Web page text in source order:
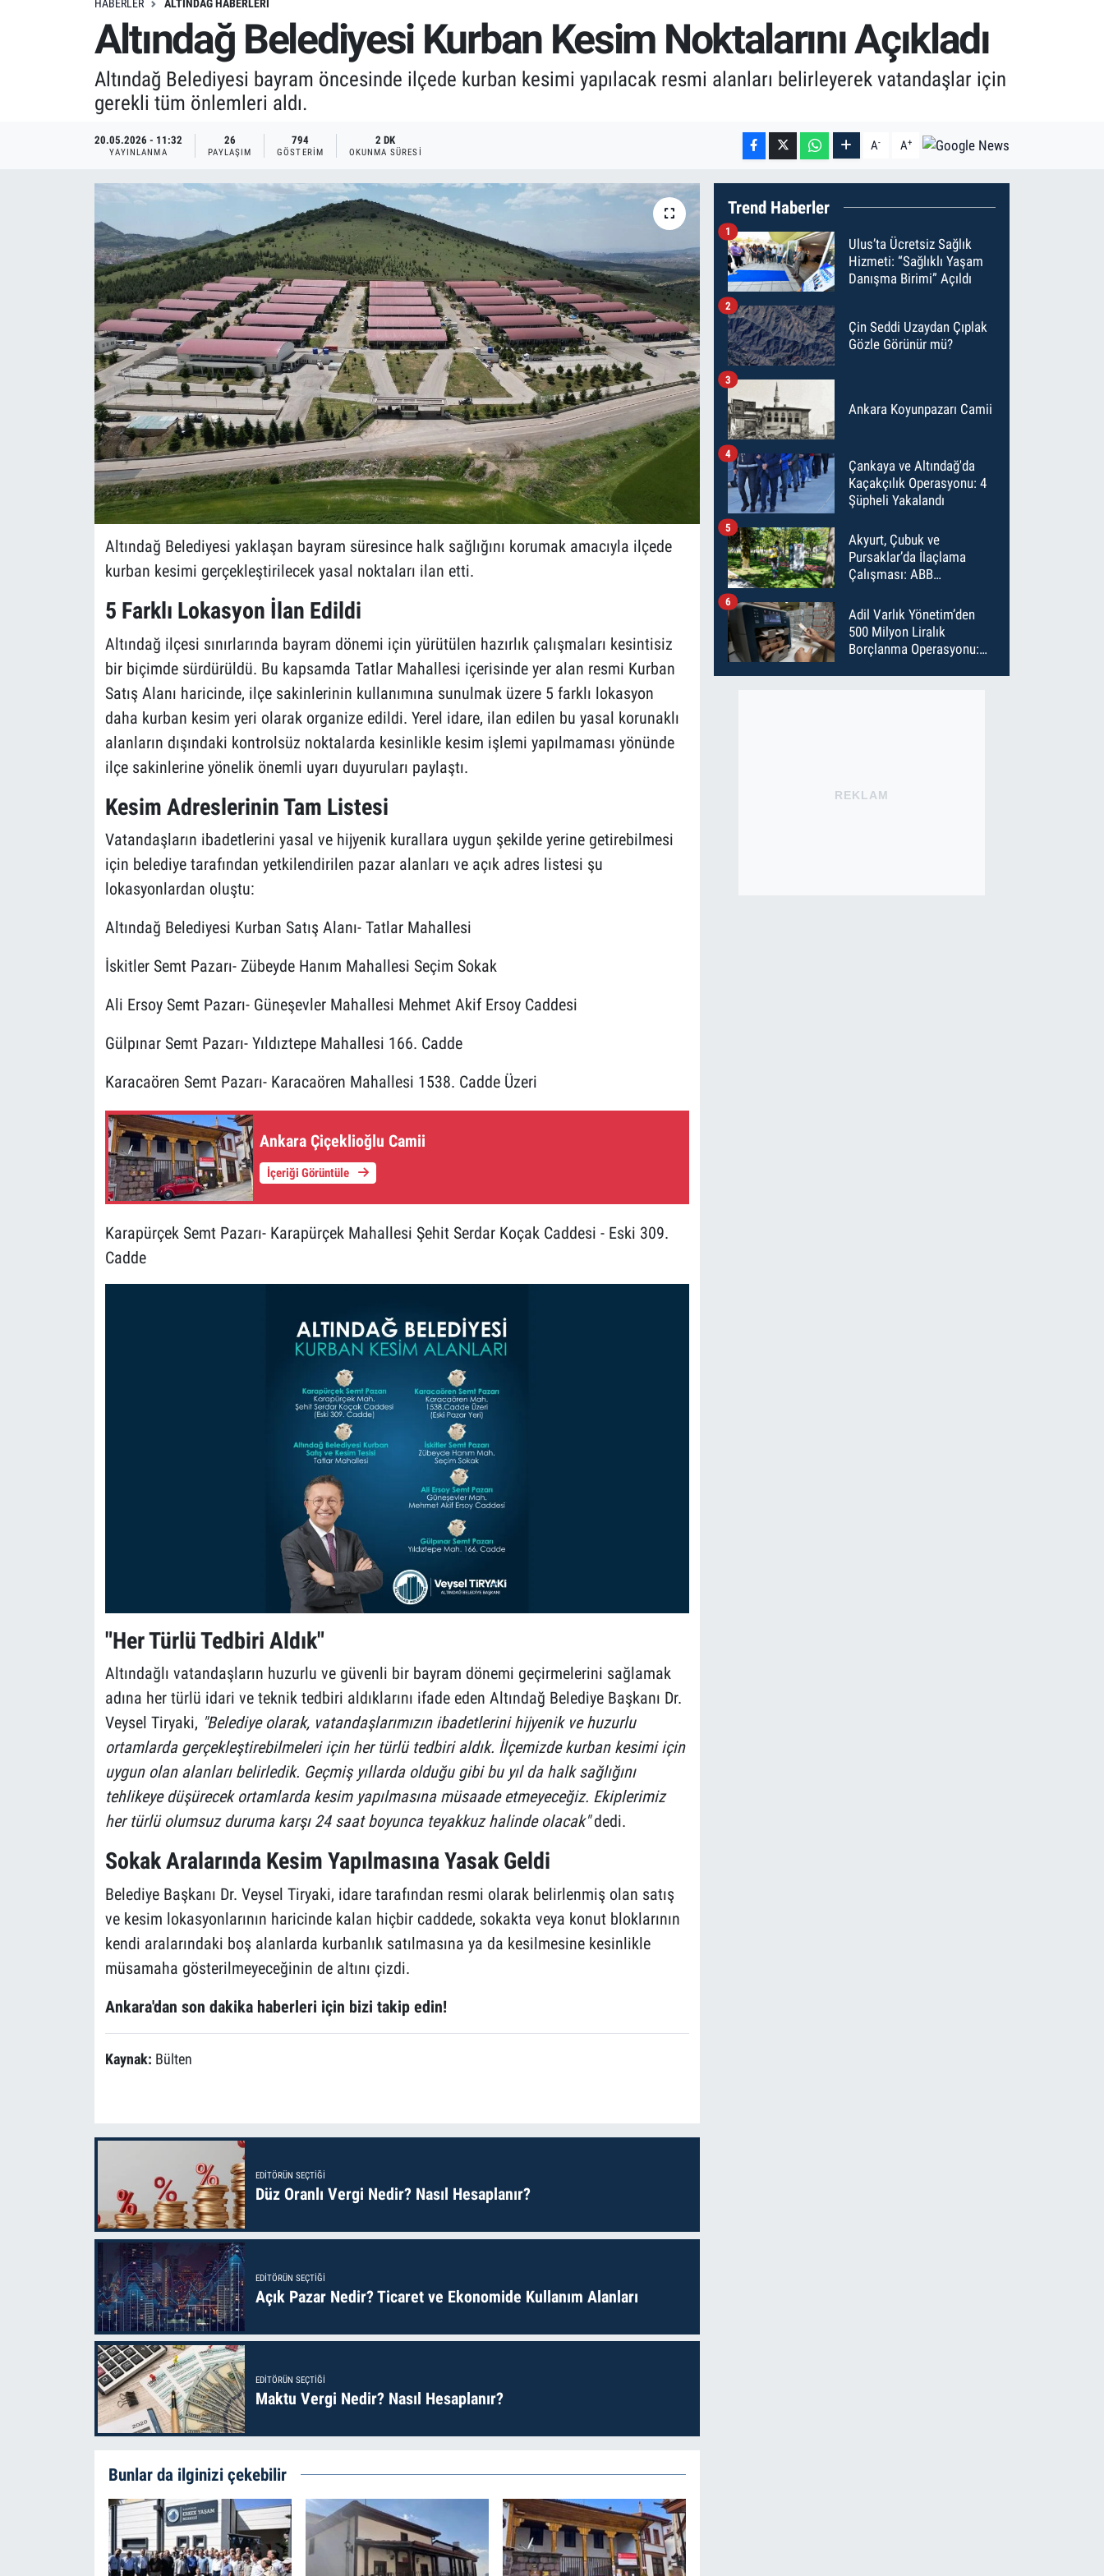
HABERLER ALTINDAĞ HABERLERI
Altındağ Belediyesi Kurban Kesim Noktalarını Açıkladı
Altındağ Belediyesi bayram öncesinde ilçede kurban kesimi yapılacak resmi alanları belirleyerek vatandaşlar için
gerekli tüm önlemleri aldı.
20.05.2026 - 11:32
YAYINLANMA
26
PAYLAŞIM
794
GÖSTERIM
2 DK
OKUNMA SÜRESI A- A+
Altındağ Belediyesi yaklaşan bayram süresince halk sağlığını korumak amacıyla ilçede
kurban kesimi gerçekleştirilecek yasal noktaları ilan etti.
5 Farklı Lokasyon İlan Edildi
Altındağ ilçesi sınırlarında bayram dönemi için yürütülen hazırlık çalışmaları kesintisiz
bir biçimde sürdürüldü. Bu kapsamda Tatlar Mahallesi içerisinde yer alan resmi Kurban
Satış Alanı haricinde, ilçe sakinlerinin kullanımına sunulmak üzere 5 farklı lokasyon
daha kurban kesim yeri olarak organize edildi. Yerel idare, ilan edilen bu yasal korunaklı
alanların dışındaki kontrolsüz noktalarda kesinlikle kesim işlemi yapılmaması yönünde
ilçe sakinlerine yönelik önemli uyarı duyuruları paylaştı.
Kesim Adreslerinin Tam Listesi
Vatandaşların ibadetlerini yasal ve hijyenik kurallara uygun şekilde yerine getirebilmesi
için belediye tarafından yetkilendirilen pazar alanları ve açık adres listesi şu
lokasyonlardan oluştu:
Altındağ Belediyesi Kurban Satış Alanı- Tatlar Mahallesi
İskitler Semt Pazarı- Zübeyde Hanım Mahallesi Seçim Sokak
Ali Ersoy Semt Pazarı- Güneşevler Mahallesi Mehmet Akif Ersoy Caddesi
Gülpınar Semt Pazarı- Yıldıztepe Mahallesi 166. Cadde
Karacaören Semt Pazarı- Karacaören Mahallesi 1538. Cadde Üzeri
Ankara Çiçeklioğlu Camii
İçeriği Görüntüle
Karapürçek Semt Pazarı- Karapürçek Mahallesi Şehit Serdar Koçak Caddesi - Eski 309.
Cadde
"Her Türlü Tedbiri Aldık"
Altındağlı vatandaşların huzurlu ve güvenli bir bayram dönemi geçirmelerini sağlamak
adına her türlü idari ve teknik tedbiri aldıklarını ifade eden Altındağ Belediye Başkanı Dr.
Veysel Tiryaki, "Belediye olarak, vatandaşlarımızın ibadetlerini hijyenik ve huzurlu
ortamlarda gerçekleştirebilmeleri için her türlü tedbiri aldık. İlçemizde kurban kesimi için
uygun olan alanları belirledik. Geçmiş yıllarda olduğu gibi bu yıl da halk sağlığını
tehlikeye düşürecek ortamlarda kesim yapılmasına müsaade etmeyeceğiz. Ekiplerimiz
her türlü olumsuz duruma karşı 24 saat boyunca teyakkuz halinde olacak"dedi.
Sokak Aralarında Kesim Yapılmasına Yasak Geldi
Belediye Başkanı Dr. Veysel Tiryaki, idare tarafından resmi olarak belirlenmiş olan satış
ve kesim lokasyonlarının haricinde kalan hiçbir caddede, sokakta veya konut bloklarının
kendi aralarındaki boş alanlarda kurbanlık satılmasına ya da kesilmesine kesinlikle
müsamaha gösterilmeyeceğinin de altını çizdi.
Ankara'dan son dakika haberleri için bizi takip edin!
Kaynak: Bülten
EDITÖRÜN SEÇTIĞI
Düz Oranlı Vergi Nedir? Nasıl Hesaplanır?
EDITÖRÜN SEÇTIĞI
Açık Pazar Nedir? Ticaret ve Ekonomide Kullanım Alanları
EDITÖRÜN SEÇTIĞI
Maktu Vergi Nedir? Nasıl Hesaplanır?
Bunlar da ilginizi çekebilir
Trend Haberler
Ulus’ta Ücretsiz Sağlık
Hizmeti: “Sağlıklı Yaşam
Danışma Birimi” Açıldı
1
Çin Seddi Uzaydan Çıplak
Gözle Görünür mü?
2
Ankara Koyunpazarı Camii
3
Çankaya ve Altındağ'da
Kaçakçılık Operasyonu: 4
Şüpheli Yakalandı
4
Akyurt, Çubuk ve
Pursaklar’da İlaçlama
Çalışması: ABB
İlaçladı
5
Adil Varlık Yönetim’den
500 Milyon Liralık
Borçlanma Operasyonu:
6
REKLAM